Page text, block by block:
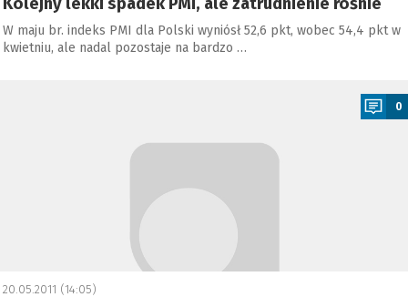
W maju br. indeks PMI dla Polski wyniósł 52,6 pkt, wobec 54,4 pkt w
kwietniu, ale nadal pozostaje na bardzo …
0
20.05.2011 (14:05)